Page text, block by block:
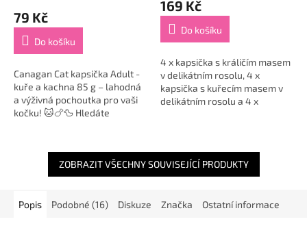
79 Kč
Do košíku
Canagan Cat kapsička Adult -
kuře a kachna 85 g – lahodná
a výživná pochoutka pro vaši
kočku! 🐱🍗🦆 Hledáte
kočce nejvyšší...
produktu
5,0
5
hvězdiček.
169 Kč
Do košíku
4 x kapsička s králičím masem
v delikátním rosolu, 4 x
kapsička s kuřecím masem v
delikátním rosolu a 4 x
ZOBRAZIT VŠECHNY SOUVISEJÍCÍ PRODUKTY
Popis Podobné (16) Diskuze Značka Ostatní informace